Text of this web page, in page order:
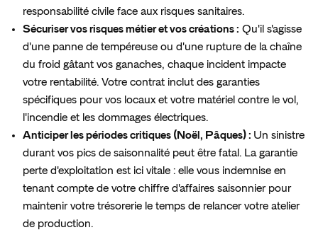
responsabilité civile face aux risques sanitaires.
Sécuriser vos risques métier et vos créations : Qu'il s'agisse
d'une panne de tempéreuse ou d'une rupture de la chaîne
du froid gâtant vos ganaches, chaque incident impacte
votre rentabilité. Votre contrat inclut des garanties
spécifiques pour vos locaux et votre matériel contre le vol,
l'incendie et les dommages électriques.
Anticiper les périodes critiques (Noël, Pâques) : Un sinistre
durant vos pics de saisonnalité peut être fatal. La garantie
perte d'exploitation est ici vitale : elle vous indemnise en
tenant compte de votre chiffre d'affaires saisonnier pour
maintenir votre trésorerie le temps de relancer votre atelier
de production.